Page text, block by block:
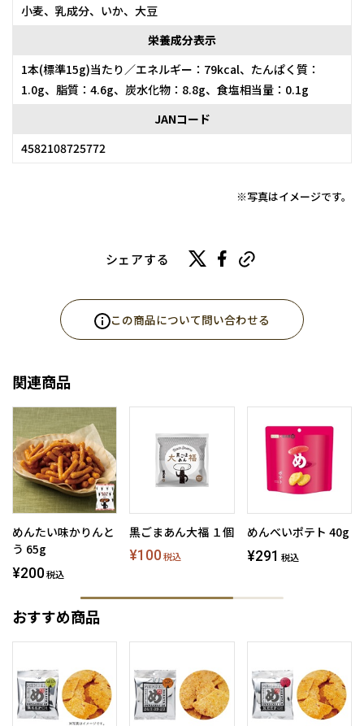
小麦、乳成分、いか、大豆
栄養成分表示
1本(標準15g)当たり／エネルギー：79kcal、たんぱく質：
1.0g、脂質：4.6g、炭水化物：8.8g、食塩相当量：0.1g
JANコード
4582108725772
※写真はイメージです。
シェアする
この商品について問い合わせる
関連商品
めんたい味かりんと
う 65g
¥200 税込
黒ごまあん大福 １個
¥100 税込
めんべいポテト 40g
¥291 税込
おすすめ商品